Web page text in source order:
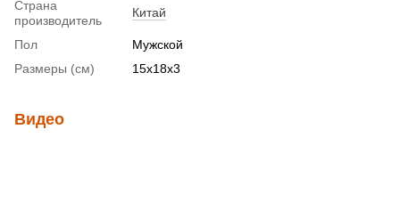
Страна
производитель
Китай
Пол
Мужской
Размеры (см)
15х18х3
Видео